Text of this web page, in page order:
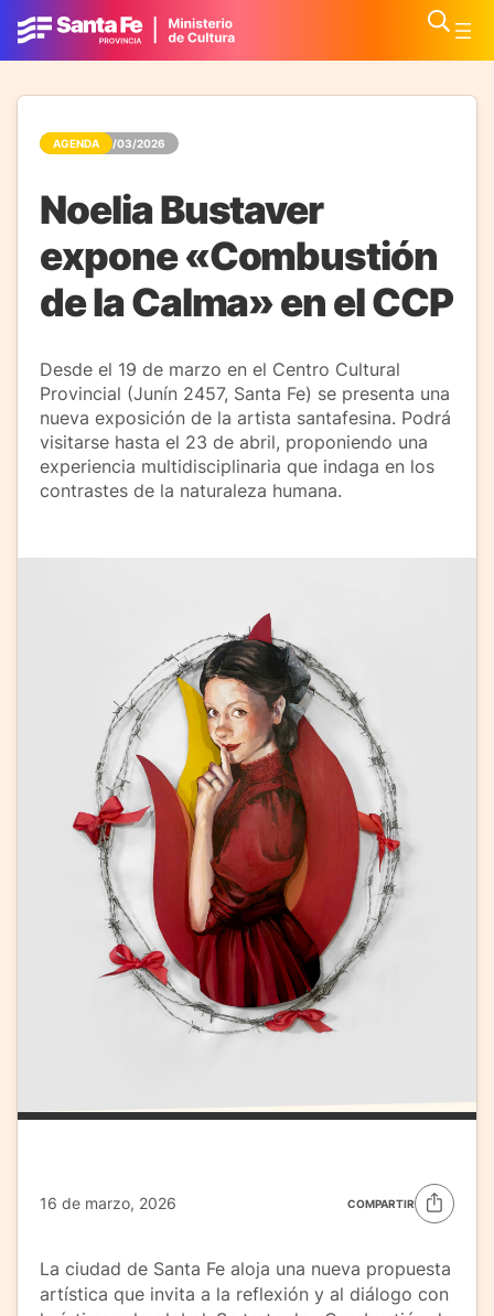
AGENDA 16/03/2026
Noelia Bustaver
expone «Combustión
de la Calma» en el CCP
Desde el 19 de marzo en el Centro Cultural
Provincial (Junín 2457, Santa Fe) se presenta una
nueva exposición de la artista santafesina. Podrá
visitarse hasta el 23 de abril, proponiendo una
experiencia multidisciplinaria que indaga en los
contrastes de la naturaleza humana.
16 de marzo, 2026 COMPARTIR
La ciudad de Santa Fe aloja una nueva propuesta
artística que invita a la reflexión y al diálogo con